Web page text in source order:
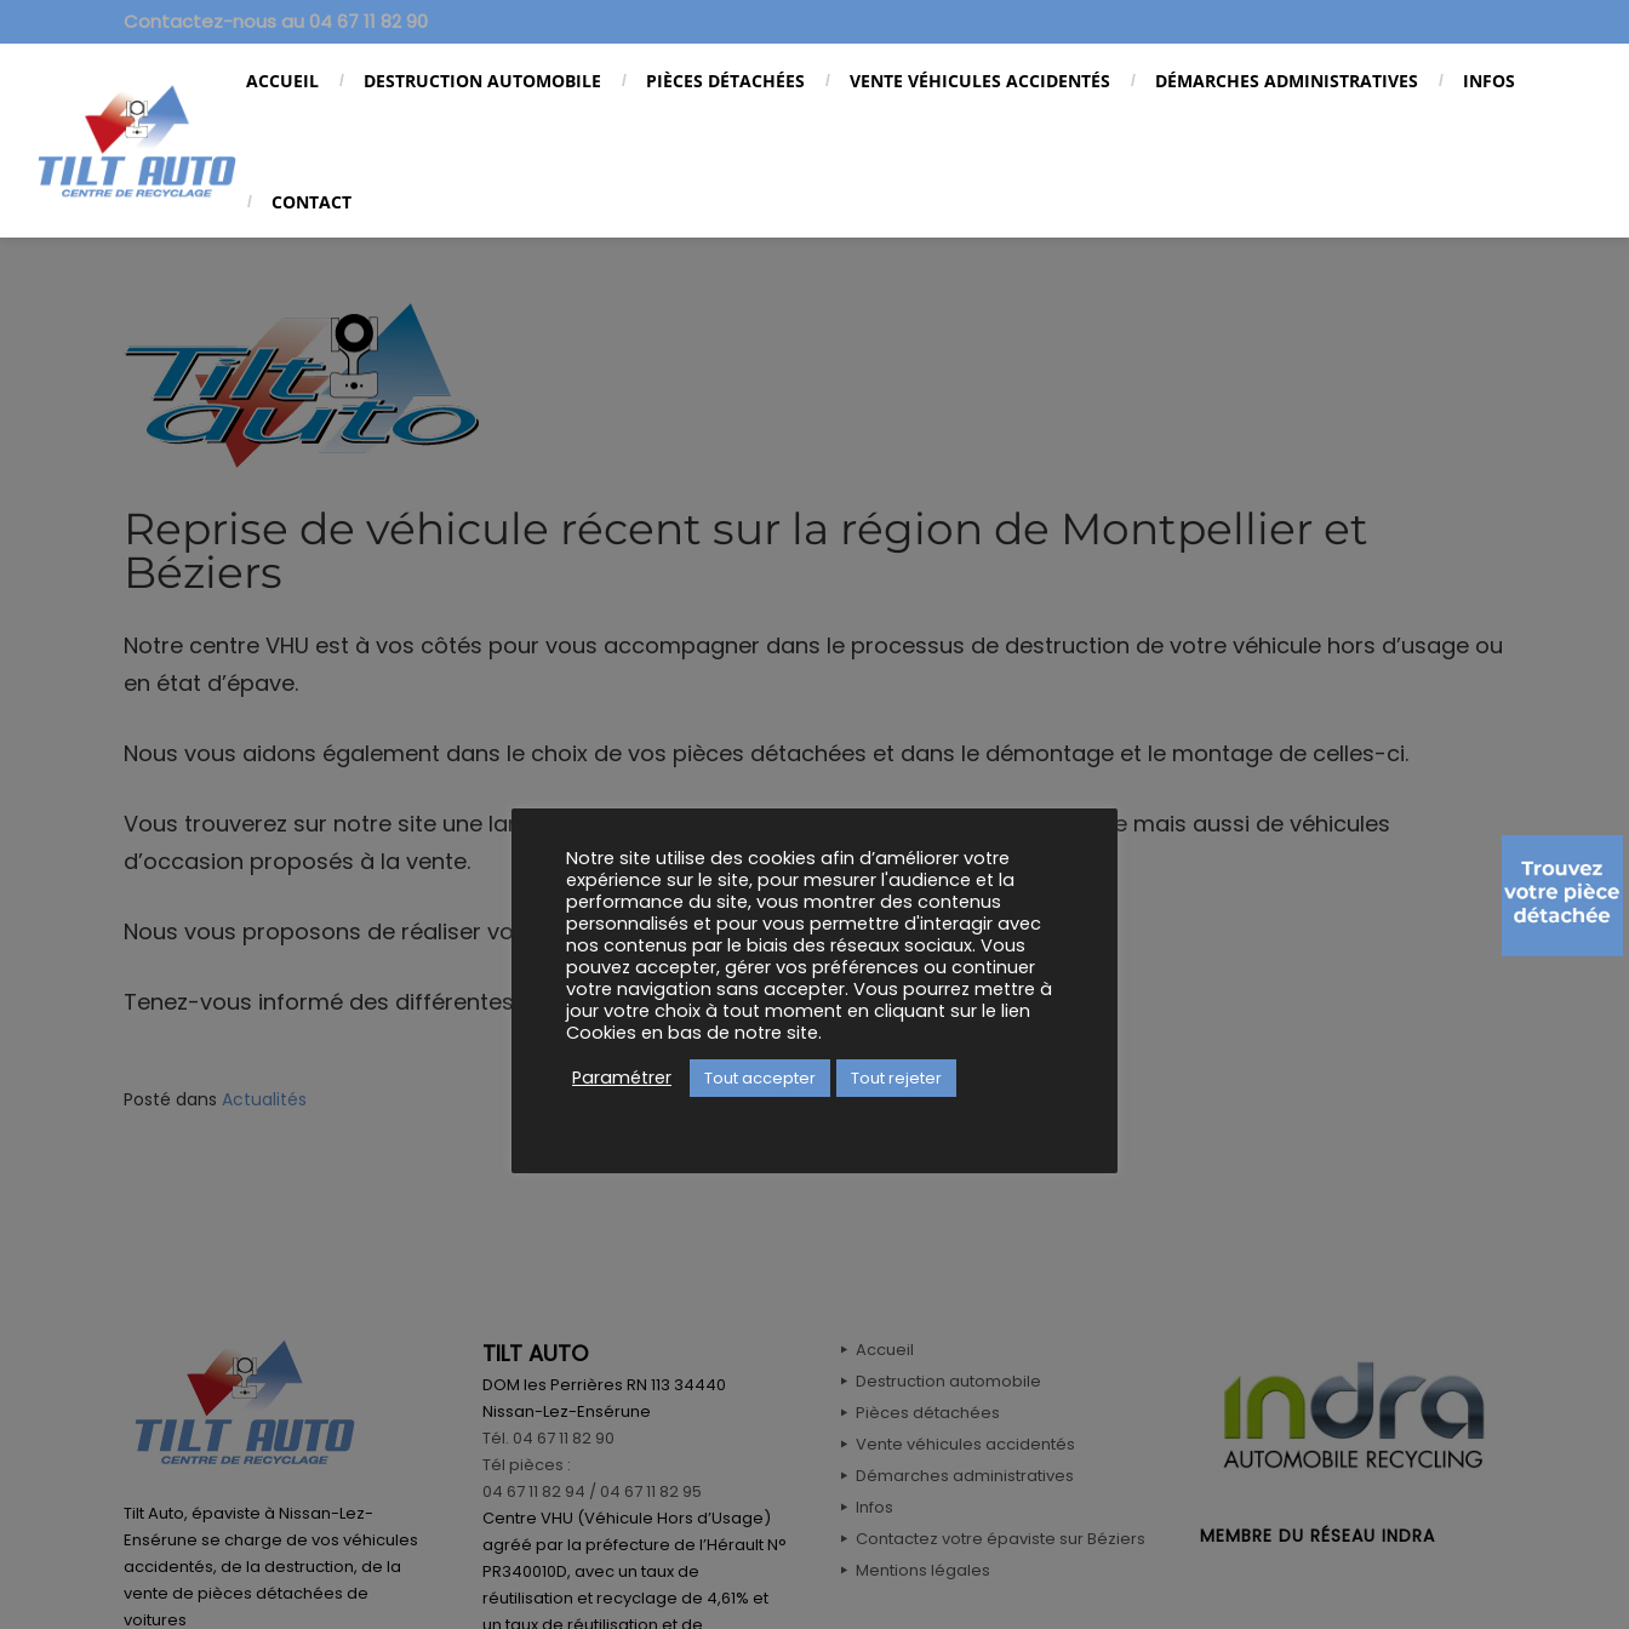
Contactez-nous au 04 67 11 82 90
ACCUEIL DESTRUCTION AUTOMOBILE PIÈCES DÉTACHÉES VENTE VÉHICULES ACCIDENTÉS DÉMARCHES ADMINISTRATIVES INFOS
CONTACT
Reprise de véhicule récent sur la région de Montpellier et
Béziers
Notre centre VHU est à vos côtés pour vous accompagner dans le processus de destruction de votre véhicule hors d’usage ou
en état d’épave.
Nous vous aidons également dans le choix de vos pièces détachées et dans le démontage et le montage de celles-ci.
Vous trouverez sur notre site une large gamme de véhicules accidentés proposés à la vente mais aussi de véhicules
d’occasion proposés à la vente.
Nous vous proposons de réaliser vos démarches administratives.
Tenez-vous informé des différentes actualités de notre centre VHU !
Posté dans Actualités
Tilt Auto, épaviste à Nissan-Lez-
Ensérune se charge de vos véhicules
accidentés, de la destruction, de la
vente de pièces détachées de
voitures
TILT AUTO
DOM les Perrières RN 113 34440
Nissan-Lez-Ensérune
Tél. 04 67 11 82 90
Tél pièces :
04 67 11 82 94 / 04 67 11 82 95
Centre VHU (Véhicule Hors d’Usage)
agréé par la préfecture de l’Hérault N°
PR340010D, avec un taux de
réutilisation et recyclage de 4,61% et
Accueil
Destruction automobile
Pièces détachées
Vente véhicules accidentés
Démarches administratives
Infos
Contactez votre épaviste sur Béziers
Mentions légales
MEMBRE DU RÉSEAU INDRA
Notre site utilise des cookies afin d’améliorer votre
expérience sur le site, pour mesurer l'audience et la
performance du site, vous montrer des contenus
personnalisés et pour vous permettre d'interagir avec
nos contenus par le biais des réseaux sociaux. Vous
pouvez accepter, gérer vos préférences ou continuer
votre navigation sans accepter. Vous pourrez mettre à
jour votre choix à tout moment en cliquant sur le lien
Cookies en bas de notre site.
Paramétrer
Tout accepter Tout rejeter